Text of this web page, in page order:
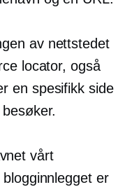
av nettstedet
locator, også
en spesifikk side
vårt
er